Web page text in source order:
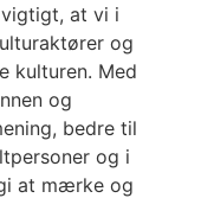
at vi i
og
kulturen. Med
og
bedre til
og i
at mærke og